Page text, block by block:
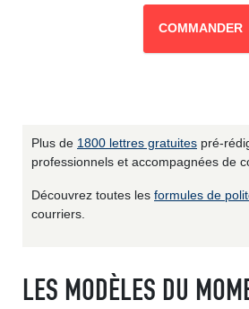
COMMANDER
Plus de 1800 lettres gratuites pré-
professionnels et accompagnées de
Découvrez toutes les formules de
courriers.
LES MODÈLES DU